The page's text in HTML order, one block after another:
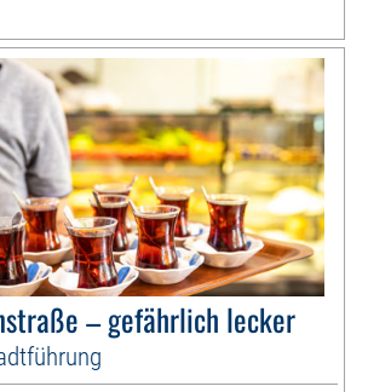
– gefährlich lecker